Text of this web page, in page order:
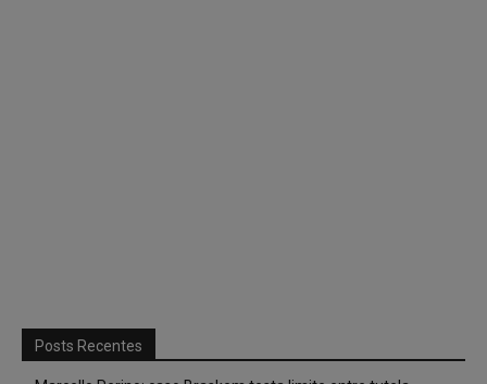
Posts Recentes